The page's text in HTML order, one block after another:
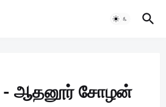
- ஆதனூர் சோழன்